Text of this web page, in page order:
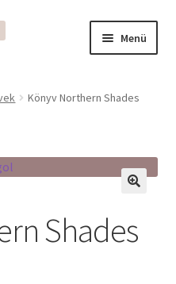
Menü
Könyv Northern Shades
Shades